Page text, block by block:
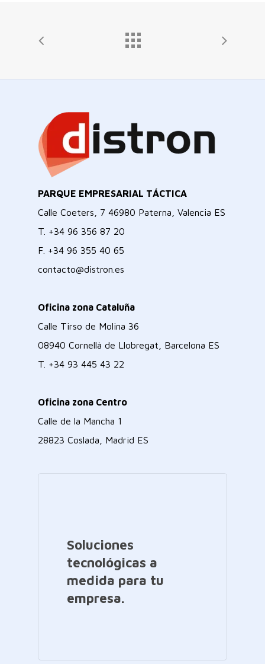
PARQUE EMPRESARIAL TÁCTICA
Calle Coeters, 7 46980 Paterna, Valencia ES
T. +34 96 356 87 20
F. +34 96 355 40 65
contacto@distron.es
Oficina zona Cataluña
Calle Tirso de Molina 36
08940 Cornellà de Llobregat, Barcelona ES
T. +34 93 445 43 22
Oficina zona Centro
Calle de la Mancha 1
28823 Coslada, Madrid ES
Soluciones
tecnológicas a
medida para tu
empresa.